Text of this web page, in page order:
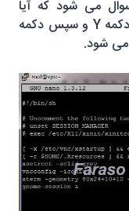
می شود که آیا
تغییرات اعمال شود یا خیر با فشار دادن دکمه Y و سپس دکمه